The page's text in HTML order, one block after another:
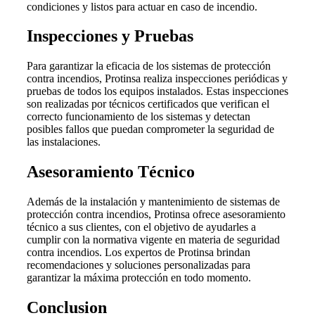
condiciones y listos para actuar en caso de incendio.
Inspecciones y Pruebas
Para garantizar la eficacia de los sistemas de protección
contra incendios, Protinsa realiza inspecciones periódicas y
pruebas de todos los equipos instalados. Estas inspecciones
son realizadas por técnicos certificados que verifican el
correcto funcionamiento de los sistemas y detectan
posibles fallos que puedan comprometer la seguridad de
las instalaciones.
Asesoramiento Técnico
Además de la instalación y mantenimiento de sistemas de
protección contra incendios, Protinsa ofrece asesoramiento
técnico a sus clientes, con el objetivo de ayudarles a
cumplir con la normativa vigente en materia de seguridad
contra incendios. Los expertos de Protinsa brindan
recomendaciones y soluciones personalizadas para
garantizar la máxima protección en todo momento.
Conclusion